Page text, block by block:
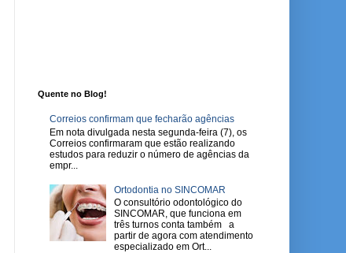
Quente no Blog!
Correios confirmam que fecharão agências
Em nota divulgada nesta segunda-feira (7), os
Correios confirmaram que estão realizando
estudos para reduzir o número de agências da
empr...
Ortodontia no SINCOMAR
O consultório odontológico do
SINCOMAR, que funciona em
três turnos conta também a
partir de agora com atendimento
especializado em Ort...